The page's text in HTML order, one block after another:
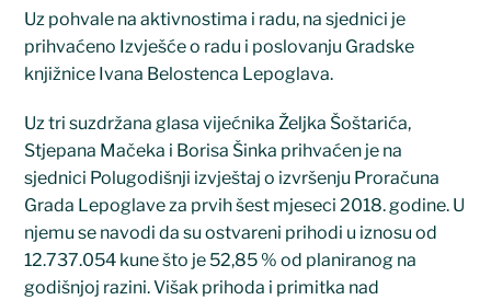
Uz pohvale na aktivnostima i radu, na sjednici je
prihvaćeno Izvješće o radu i poslovanju Gradske
knjižnice Ivana Belostenca Lepoglava.
Uz tri suzdržana glasa vijećnika Željka Šoštarića,
Stjepana Mačeka i Borisa Šinka prihvaćen je na
sjednici Polugodišnji izvještaj o izvršenju Proračuna
Grada Lepoglave za prvih šest mjeseci 2018. godine. U
njemu se navodi da su ostvareni prihodi u iznosu od
12.737.054 kune što je 52,85 % od planiranog na
godišnjoj razini. Višak prihoda i primitka nad